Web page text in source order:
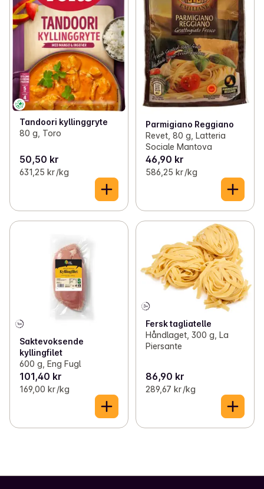
Tandoori kyllinggryte
80 g, Toro
50,50 kr
631,25 kr /kg
Parmigiano Reggiano
Revet, 80 g, Latteria
Sociale Mantova
46,90 kr
586,25 kr /kg
Saktevoksende
kyllingfilet
600 g, Eng Fugl
101,40 kr
169,00 kr /kg
Fersk tagliatelle
Håndlaget, 300 g, La
Piersante
86,90 kr
289,67 kr /kg